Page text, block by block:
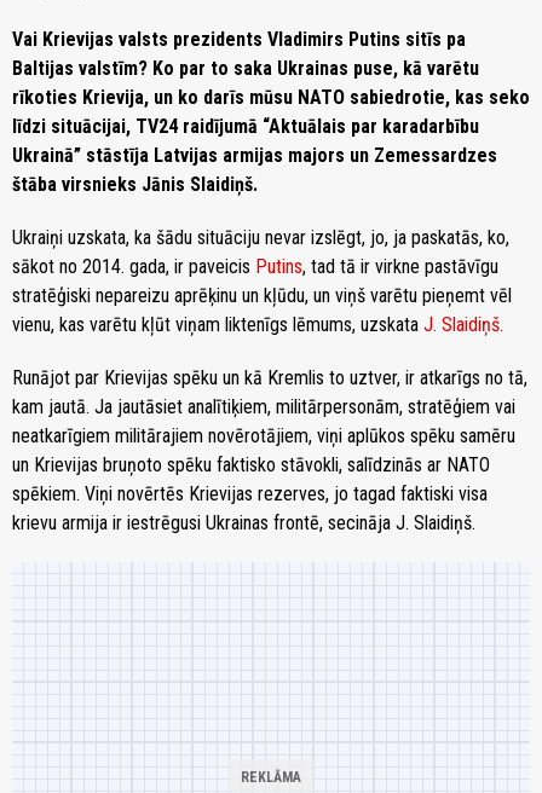
Vai Krievijas valsts prezidents Vladimirs Putins sitīs pa
Baltijas valstīm? Ko par to saka Ukrainas puse, kā varētu
rīkoties Krievija, un ko darīs mūsu NATO sabiedrotie, kas seko
līdzi situācijai, TV24 raidījumā “Aktuālais par karadarbību
Ukrainā” stāstīja Latvijas armijas majors un Zemessardzes
štāba virsnieks Jānis Slaidiņš.
Ukraiņi uzskata, ka šādu situāciju nevar izslēgt, jo, ja paskatās, ko,
sākot no 2014. gada, ir paveicis Putins, tad tā ir virkne pastāvīgu
stratēģiski nepareizu aprēķinu un kļūdu, un viņš varētu pieņemt vēl
vienu, kas varētu kļūt viņam liktenīgs lēmums, uzskata J. Slaidiņš.
Runājot par Krievijas spēku un kā Kremlis to uztver, ir atkarīgs no tā,
kam jautā. Ja jautāsiet analītiķiem, militārpersonām, stratēģiem vai
neatkarīgiem militārajiem novērotājiem, viņi aplūkos spēku samēru
un Krievijas bruņoto spēku faktisko stāvokli, salīdzinās ar NATO
spēkiem. Viņi novērtēs Krievijas rezerves, jo tagad faktiski visa
krievu armija ir iestrēgusi Ukrainas frontē, secināja J. Slaidiņš.